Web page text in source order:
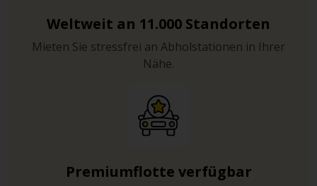
Weltweit an 11.000 Standorten
Mieten Sie stressfrei an Abholstationen in Ihrer
Nähe.
Premiumflotte verfügbar